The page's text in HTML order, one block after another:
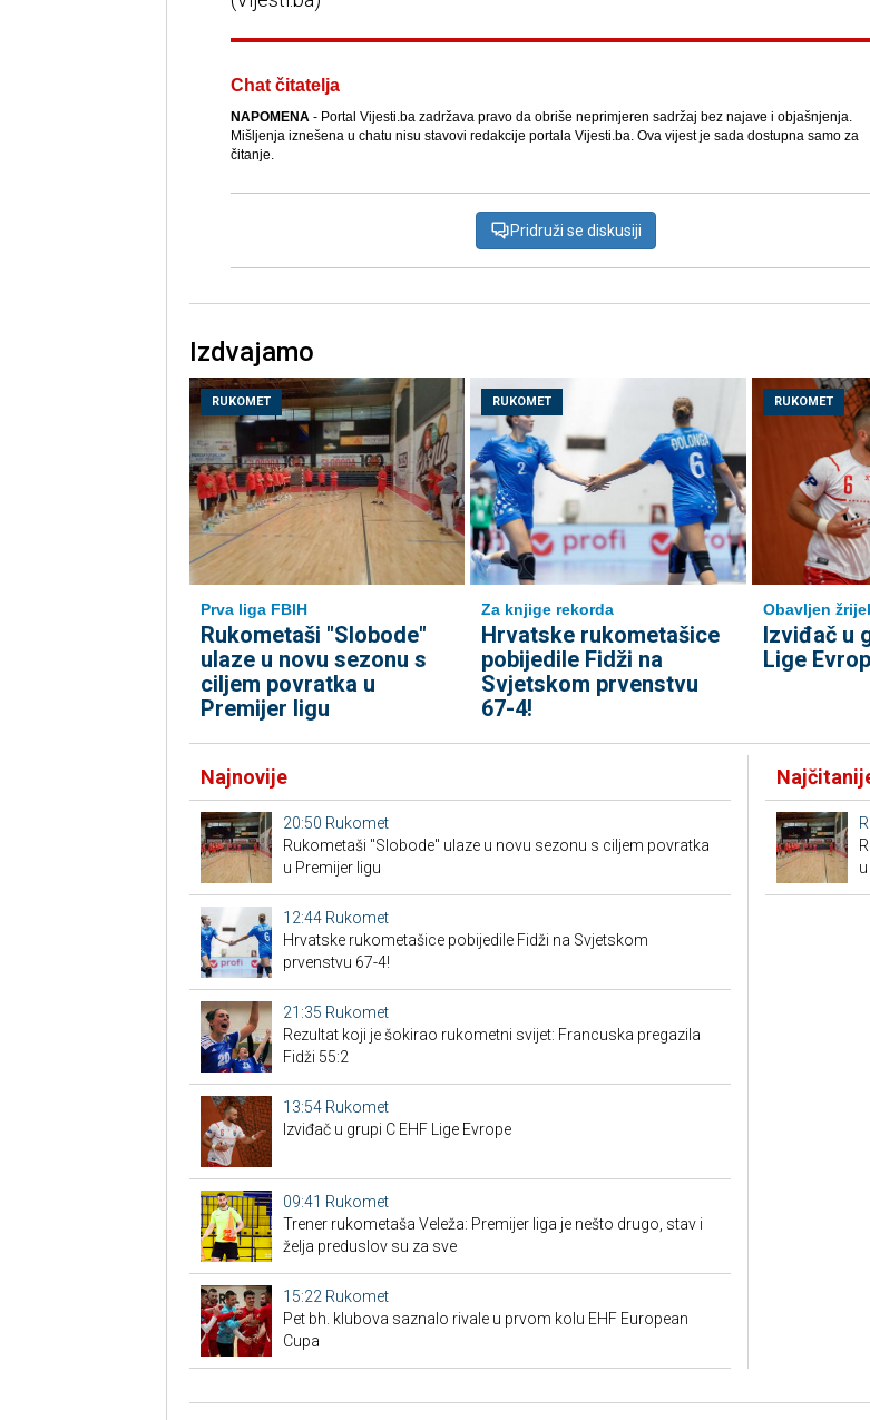
Chat čitatelja
NAPOMENA- Portal Vijesti.ba zadržava pravo da obriše neprimjeren sadržaj bez najave i objašnjenja.
Mišljenja iznešena u chatu nisu stavovi redakcije portala Vijesti.ba. Ova vijest je sada dostupna samo za
čitanje.
Pridruži se diskusiji
Izdvajamo
RUKOMET
Prva liga FBIH
Rukometaši "Slobode"
ulaze u novu sezonu s
ciljem povratka u
Premijer ligu
RUKOMET
Za knjige rekorda
Hrvatske rukometašice
pobijedile Fidži na
Svjetskom prvenstvu
67-4!
RUKOMET
Obavljen
Izviđač u
Lige
Najnovije
20:50 Rukomet
Rukometaši "Slobode" ulaze u novu sezonu s ciljem povratka
u Premijer ligu
12:44 Rukomet
Hrvatske rukometašice pobijedile Fidži na Svjetskom
prvenstvu 67-4!
21:35 Rukomet
Rezultat koji je šokirao rukometni svijet: Francuska pregazila
Fidži 55:2
13:54 Rukomet
Izviđač u grupi C EHF Lige Evrope
09:41 Rukomet
Trener rukometaša Veleža: Premijer liga je nešto drugo, stav i
želja preduslov su za sve
15:22 Rukomet
Pet bh. klubova saznalo rivale u prvom kolu EHF European
Cupa